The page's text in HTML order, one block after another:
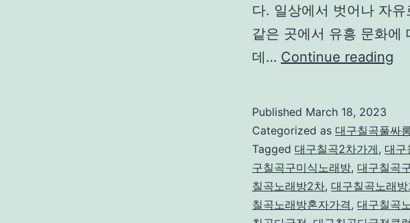
다. 일상에서 벗어나 자
같은 곳에서 유흥 문화에
데… Continue reading
싸
롱
칠
곡
Published March 18, 2023
Categorized as 대구칠곡풀싸
Tagged 대구칠곡2차가게, 대구
구칠곡구미식노래방, 대구칠곡
칠곡노래방2차, 대구칠곡노래방
칠곡노래방혼자가격, 대구칠곡